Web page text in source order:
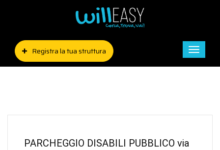
Registra la tua struttura
Toggle
PARCHEGGIO DISABILI PUBBLICO via